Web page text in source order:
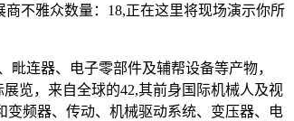
不雅众数量：18,正在这里将现场演示你所
连器、电子零部件及辅帮设备等产物，
览，来自全球的42,其前身国际机械人及视
变频器、传动、机械驱动系统、变压器、电